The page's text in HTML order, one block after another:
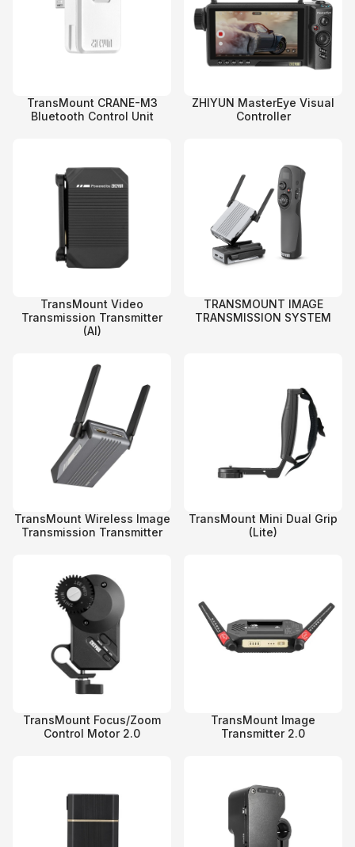
TransMount CRANE-M3
Bluetooth Control Unit
ZHIYUN MasterEye Visual
Controller
TransMount Video
Transmission Transmitter
(AI)
TRANSMOUNT IMAGE
TRANSMISSION SYSTEM
TransMount Wireless Image
Transmission Transmitter
TransMount Mini Dual Grip
(Lite)
TransMount Focus/Zoom
Control Motor 2.0
TransMount Image
Transmitter 2.0